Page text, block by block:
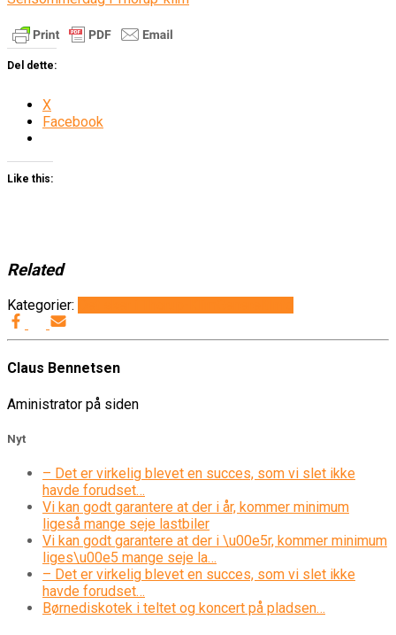
Del dette:
X
Facebook
Like this:
Related
Kategorier:
Claus Bennetsen
Aministrator på siden
Nyt
– Det er virkelig blevet en succes, som vi slet ikke
havde forudset…
Vi kan godt garantere at der i år, kommer minimum
ligeså mange seje lastbiler
Vi kan godt garantere at der i \u00e5r, kommer minimum
liges\u00e5 mange seje la…
– Det er virkelig blevet en succes, som vi slet ikke
havde forudset…
Børnediskotek i teltet og koncert på pladsen…